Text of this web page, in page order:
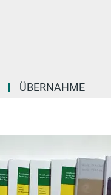
ÜBERNAHME